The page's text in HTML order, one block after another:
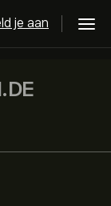
je aan